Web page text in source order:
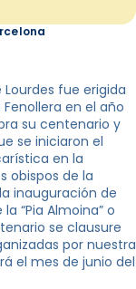
Lourdes fue erigida
en el año
su centenario y
se iniciaron el
en la
obispos de la
inauguración de
“Pia Almoina” o
se clausure
por nuestra
el mes de junio del